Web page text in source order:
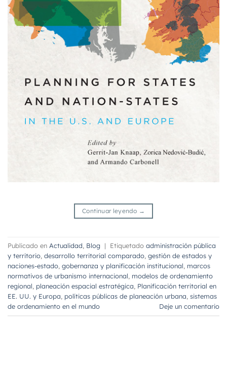
Continuar leyendo →
Publicado en Actualidad, Blog | Etiquetado administración pública
y territorio, desarrollo territorial comparado, gestión de estados y
naciones-estado, gobernanza y planificación institucional, marcos
normativos de urbanismo internacional, modelos de ordenamiento
regional, planeación espacial estratégica, Planificación territorial en
EE. UU. y Europa, políticas públicas de planeación urbana, sistemas
de ordenamiento en el mundo
Deje un comentario